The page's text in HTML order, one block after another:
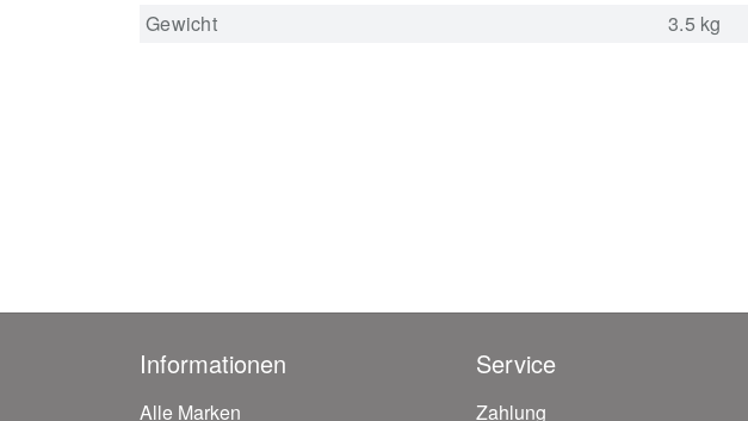
Gewicht
3.5 kg
Informationen
Alle Marken
Service
Zahlung